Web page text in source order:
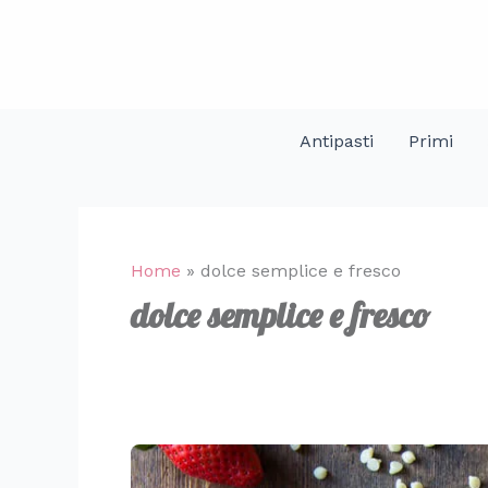
Antipasti Primi
Home » dolce semplice e fresco
dolce semplice e fresco
Salame